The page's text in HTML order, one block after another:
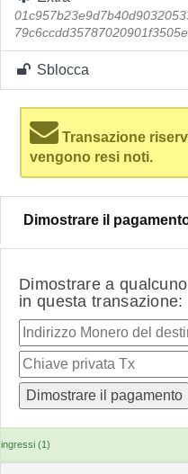
Sblocca
Transazione
vengono resi noti.
Dimostrare il
Dimostrare a
in questa transazione:
ingressi (1)